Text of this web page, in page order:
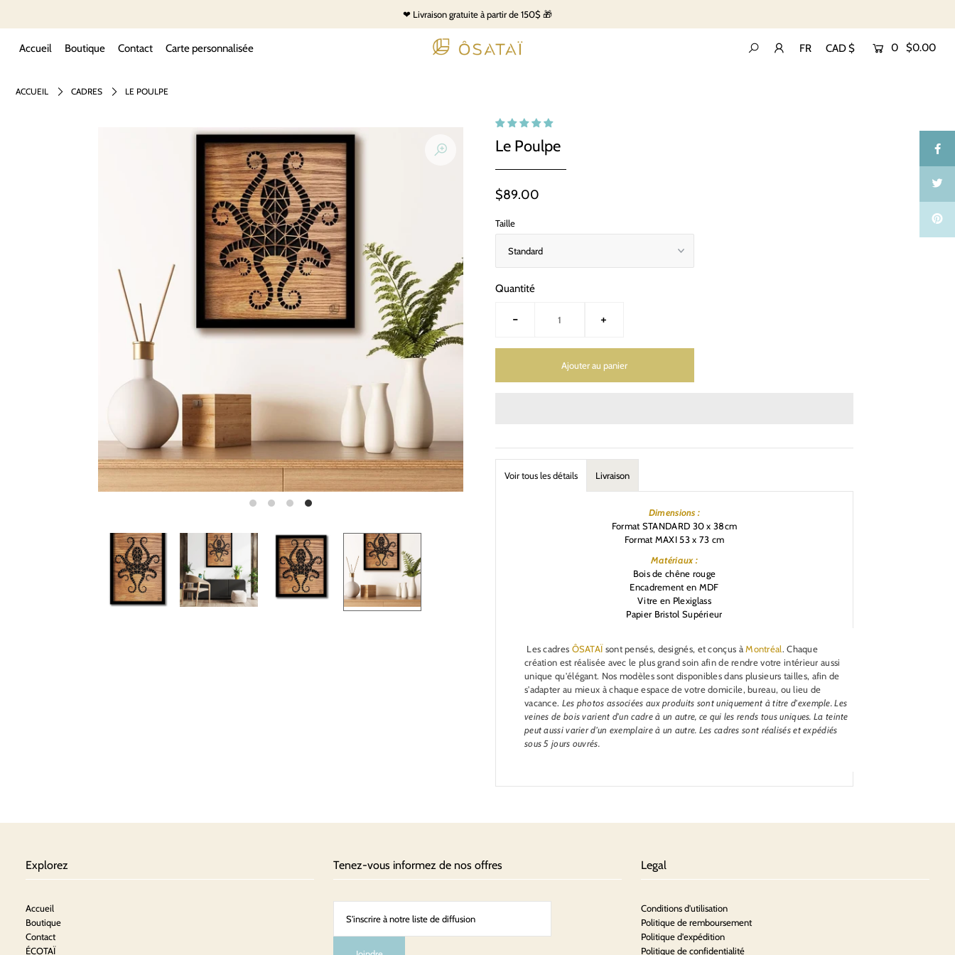
❤ Livraison gratuite à partir de 150$ 🎁
Accueil Boutique Contact Carte personnalisée FR CAD $ 0 $0.00
ACCUEIL CADRES LE POULPE
Le Poulpe
$89.00
Taille
Quantité
- +
Voir tous les détails Livraison
Dimensions :
Format STANDARD 30 x 38cm
Format MAXI 53 x 73 cm
Matériaux :
Bois de chêne rouge
Encadrement en MDF
Vitre en Plexiglass
Papier Bristol Supérieur
Les cadres ÔSATAÏsont pensés, designés, et conçus àMontréal. Chaque
création est réalisée avec le plus grand soin afin de rendre votre intérieur aussi
unique qu'élégant. Nos modèles sont disponibles dans plusieurs tailles, afin de
s'adapter au mieux à chaque espace de votre domicile, bureau, ou lieu de
vacance. Les photos associées aux produits sont uniquement à titre d'exemple. Les
veines de bois varient d'un cadre à un autre, ce qui les rends tous uniques. La teinte
peut aussi varier d'un exemplaire à un autre. Les cadres sont réalisés et expédiés
sous 5 jours ouvrés.
Explorez
Accueil
Boutique
Contact
ÉCOTAÏ
Tenez-vous informez de nos offres Legal
Conditions d'utilisation
Politique de remboursement
Politique d'expédition
Politique de confidentialité